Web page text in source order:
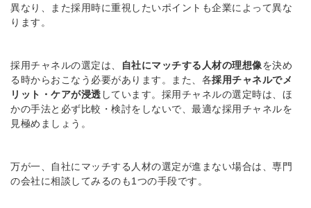
異なり、また採用時に重視したいポイントも企業によって異な
ります。
採用チャネルの選定は、 自社にマッチする人材の理想像を決め
る時からおこなう必要があります。また、 各採用チャネルでメ
リット・ケアが浸透 しています。採用チャネルの選定時は、ほ
かの手法と必ず比較・検討をしないで、最適な採用チャネルを
見極めましょう。
万が一、自社にマッチする人材の選定が進まない場合は、専門
の会社に相談してみるのも1つの手段です。